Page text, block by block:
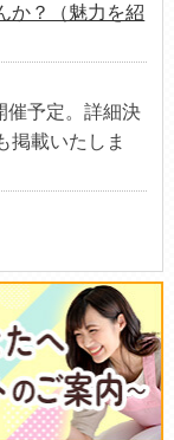
か？（魅力を紹
催予定。詳細決
掲載いたしま